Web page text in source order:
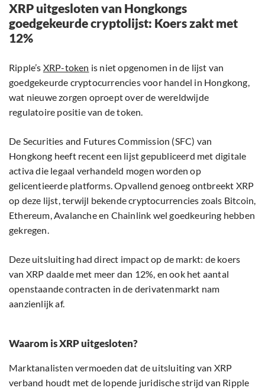
XRP uitgesloten van Hongkongs
goedgekeurde cryptolijst: Koers zakt met
12%
Ripple’s XRP-token is niet opgenomen in de lijst van
goedgekeurde cryptocurrencies voor handel in Hongkong,
wat nieuwe zorgen oproept over de wereldwijde
regulatoire positie van de token.
De Securities and Futures Commission (SFC) van
Hongkong heeft recent een lijst gepubliceerd met digitale
activa die legaal verhandeld mogen worden op
gelicentieerde platforms. Opvallend genoeg ontbreekt XRP
op deze lijst, terwijl bekende cryptocurrencies zoals Bitcoin,
Ethereum, Avalanche en Chainlink wel goedkeuring hebben
gekregen.
Deze uitsluiting had direct impact op de markt: de koers
van XRP daalde met meer dan 12%, en ook het aantal
openstaande contracten in de derivatenmarkt nam
aanzienlijk af.
Waarom is XRP uitgesloten?
Marktanalisten vermoeden dat de uitsluiting van XRP
verband houdt met de lopende juridische strijd van Ripple